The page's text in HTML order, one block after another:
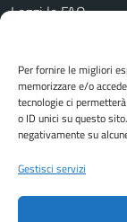
Per fornire le migliori
memorizzare e/o
tecnologie ci
o ID unici su questo
negativamente su
Gestisci servizi
Leggi le FAQ
Prenotazione
Richiesta
Amministrazione
Albo pretorio
Informativa
Cookie Policy
Piano di